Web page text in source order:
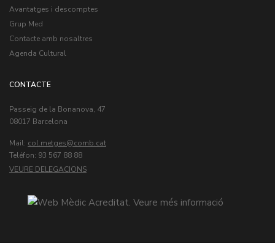
Avantatges i descomptes
Grup Med
Contacte amb nosaltres
Agenda Cultural
CONTACTE
Passeig de la Bonanova, 47
08017 Barcelona
Mail: col.metges
Teléfon: 93 567 88 88
VEURE DELEGACIONS